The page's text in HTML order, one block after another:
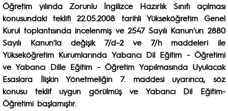
Öğretim yılında Zorunlu İngilizce Hazırlık Sınıfı açılması
konusundaki teklifi 22.05.2008 tarihli Yükseköğretim Genel
Kurul toplantısında incelenmiş ve 2547 Sayılı Kanun'un 2880
Sayılı Kanun'la değişik 7/d–2 ve 7/h maddeleri ile
Yükseköğretim Kurumlarında Yabancı Dil Eğitim - Öğretimi
ve Yabancı Dille Eğitim - Öğretim Yapılmasında Uyulacak
Esaslara İlişkin Yönetmeliğin 7. maddesi uyarınca, söz
konusu teklif uygun görülmüş ve Yabancı Dil Eğitim-
Öğretimi başlamıştır.